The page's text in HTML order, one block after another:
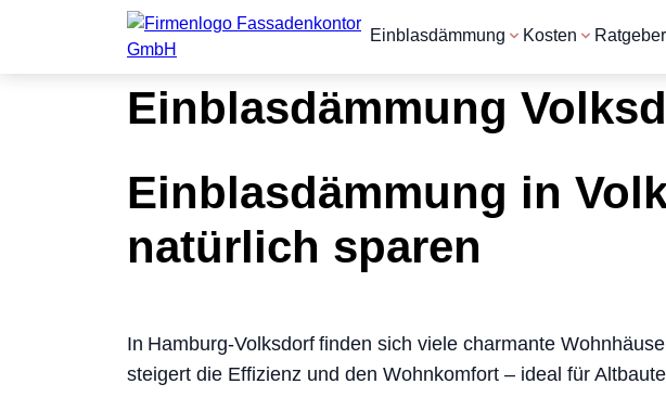
Einblasdämmung Kosten Ratgeber
Einblasdämmung
Einblasdämmung in
natürlich sparen
In Hamburg‑Volksdorf finden sich viele charmante
steigert die Effizienz und den Wohnkomfort – ideal für